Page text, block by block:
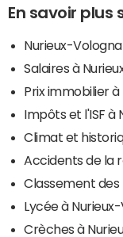
En savoir plus
Nurieux-
Salaires à
Prix immobilier
Impôts et l'ISF à
Climat et
Accidents de la
Classement des
Lycée à
Crèches à